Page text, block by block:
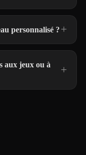
personnalisé ?
aux jeux ou à